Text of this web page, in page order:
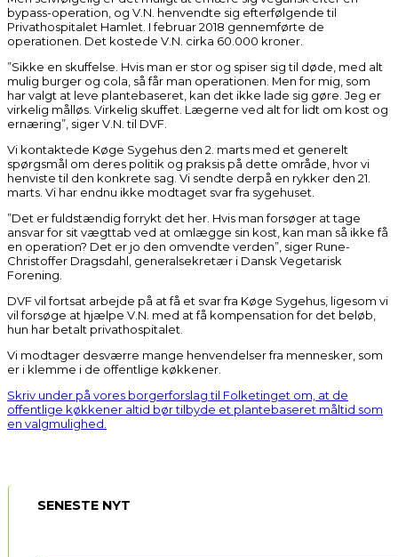
bypass-operation, og V.N. henvendte sig efterfølgende til
Privathospitalet Hamlet. I februar 2018 gennemførte de
operationen. Det kostede V.N. cirka 60.000 kroner.
”Sikke en skuffelse. Hvis man er stor og spiser sig til døde, med alt
mulig burger og cola, så får man operationen. Men for mig, som
har valgt at leve plantebaseret, kan det ikke lade sig gøre. Jeg er
virkelig målløs. Virkelig skuffet. Lægerne ved alt for lidt om kost og
ernæring”, siger V.N. til DVF.
Vi kontaktede Køge Sygehus den 2. marts med et generelt
spørgsmål om deres politik og praksis på dette område, hvor vi
henviste til den konkrete sag. Vi sendte derpå en rykker den 21.
marts. Vi har endnu ikke modtaget svar fra sygehuset.
”Det er fuldstændig forrykt det her. Hvis man forsøger at tage
ansvar for sit vægttab ved at omlægge sin kost, kan man så ikke få
en operation? Det er jo den omvendte verden”, siger Rune-
Christoffer Dragsdahl, generalsekretær i Dansk Vegetarisk
Forening.
DVF vil fortsat arbejde på at få et svar fra Køge Sygehus, ligesom vi
vil forsøge at hjælpe V.N. med at få kompensation for det beløb,
hun har betalt privathospitalet.
Vi modtager desværre mange henvendelser fra mennesker, som
er i klemme i de offentlige køkkener.
Skriv under på vores borgerforslag til Folketinget om, at de
offentlige køkkener altid bør tilbyde et plantebaseret måltid som
en valgmulighed.
SENESTE NYT